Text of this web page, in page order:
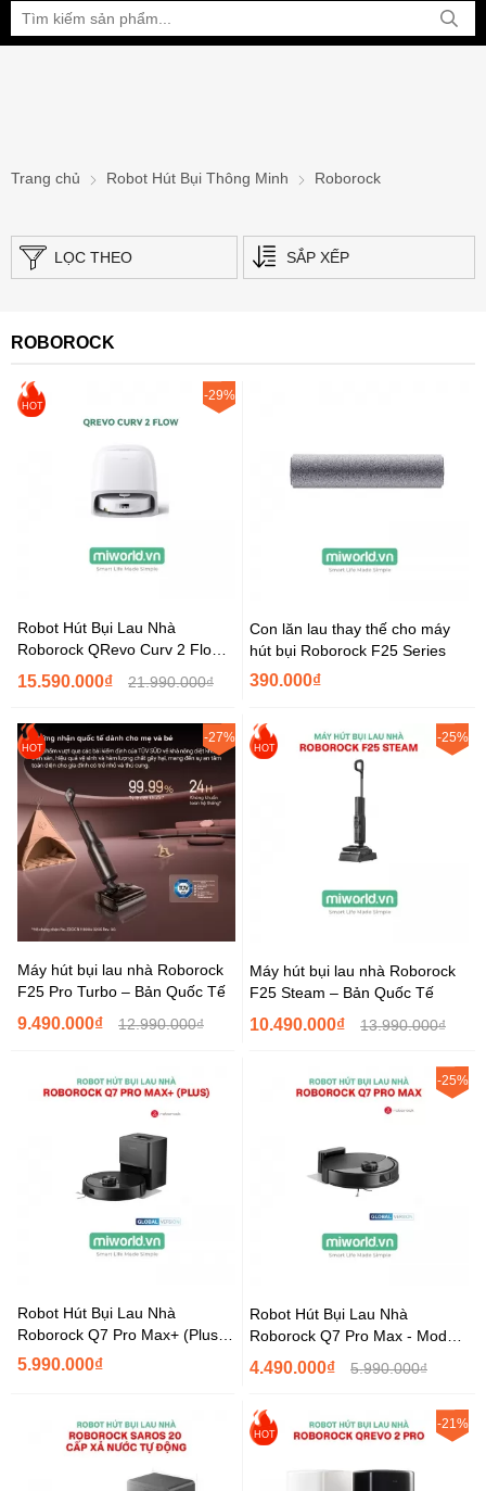
Bạn đang xem tại:
Trang chủ Robot Hút Bụi Thông Minh Roborock
LỌC THEO SẮP XẾP
ROBOROCK
HOT
-29%
Robot Hút Bụi Lau Nhà
Roborock QRevo Curv 2 Flow –
Bản Quốc Tế
15.590.000₫ 21.990.000₫
Con lăn lau thay thế cho máy
hút bụi Roborock F25 Series
390.000₫
HOT
-27%
Máy hút bụi lau nhà Roborock
F25 Pro Turbo – Bản Quốc Tế
9.490.000₫ 12.990.000₫
HOT
-25%
Máy hút bụi lau nhà Roborock
F25 Steam – Bản Quốc Tế
10.490.000₫ 13.990.000₫
Robot Hút Bụi Lau Nhà
Roborock Q7 Pro Max+ (Plus) -
Model 2026
5.990.000₫
-25%
Robot Hút Bụi Lau Nhà
Roborock Q7 Pro Max - Model
2026
4.490.000₫ 5.990.000₫
HOT
-21%